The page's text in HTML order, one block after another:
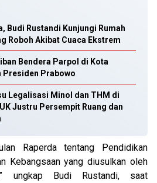
Budi Rustandi Kunjungi Rumah
Roboh Akibat Cuaca Ekstrem
Bendera Parpol di Kota
Presiden Prabowo
Legalisasi Minol dan THM di
Justru Persempit Ruang dan
Raperda tentang Pendidikan
Kebangsaan yang diusulkan oleh
ungkap Budi Rustandi, saat